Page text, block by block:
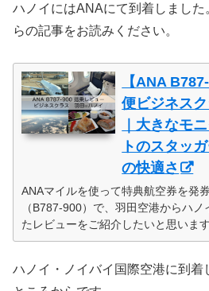
ハノイにはANAにて到着しまし
らの記事をお読みください。
【ANA
便ビジネス
｜大きなモ
トのスタッ
の快適さ
ANAマイルを使って特典航空券を発
（B787-900）で、羽田空港からハ
たレビューをご紹介したいと思いま
ハノイ・ノイバイ国際空港に到着